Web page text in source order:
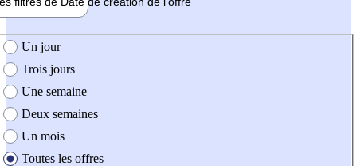
création de l'offre
Un jour
Trois jours
Une semaine
Deux semaines
Un mois
Toutes les offres